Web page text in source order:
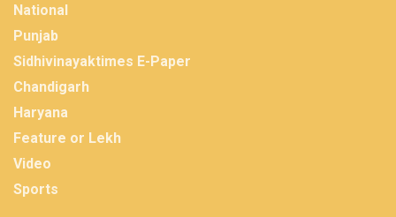
National
Punjab
Sidhivinayaktimes E-Paper
Chandigarh
Haryana
Feature or Lekh
Video
Sports